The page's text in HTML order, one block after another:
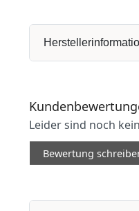
Leider sind noch
Bewertung